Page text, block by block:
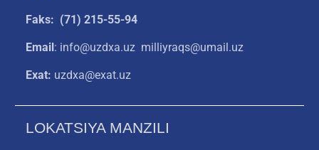
Faks: (71) 215-55-94
Email: info@uzdxa.uz milliyraqs@umail.uz
Exat: uzdxa@exat.uz
LOKATSIYA MANZILI